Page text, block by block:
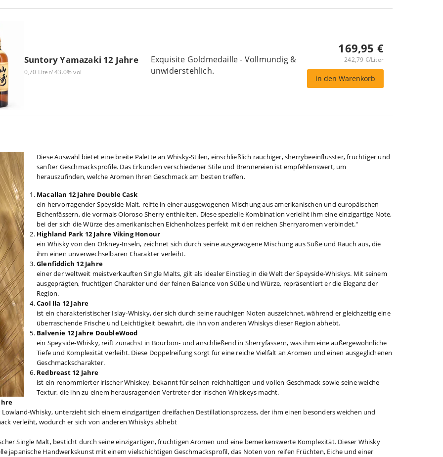
Suntory Yamazaki 12 Jahre
0,70 Liter/ 43.0% vol
Exquisite Goldmedaille - Vollmundig &
unwiderstehlich.
169,95 €
242,79 €/Liter
in den Warenkorb
Diese Auswahl bietet eine breite Palette an Whisky-Stilen, einschließlich rauchiger, sherrybeeinflusster, fruchtiger und
sanfter Geschmacksprofile. Das Erkunden verschiedener Stile und Brennereien ist empfehlenswert, um
herauszufinden, welche Aromen Ihren Geschmack am besten treffen.
Macallan 12 Jahre Double Cask
ein hervorragender Speyside Malt, reifte in einer ausgewogenen Mischung aus amerikanischen und europäischen
Eichenfässern, die vormals Oloroso Sherry enthielten. Diese spezielle Kombination verleiht ihm eine einzigartige Note,
bei der sich die Würze des amerikanischen Eichenholzes perfekt mit den reichen Sherryaromen verbindet."
Highland Park 12 Jahre Viking Honour
ein Whisky von den Orkney-Inseln, zeichnet sich durch seine ausgewogene Mischung aus Süße und Rauch aus, die
ihm einen unverwechselbaren Charakter verleiht.
Glenfiddich 12 Jahre
einer der weltweit meistverkauften Single Malts, gilt als idealer Einstieg in die Welt der Speyside-Whiskys. Mit seinem
ausgeprägten, fruchtigen Charakter und der feinen Balance von Süße und Würze, repräsentiert er die Eleganz der
Region.
Caol Ila 12 Jahre
ist ein charakteristischer Islay-Whisky, der sich durch seine rauchigen Noten auszeichnet, während er gleichzeitig eine
überraschende Frische und Leichtigkeit bewahrt, die ihn von anderen Whiskys dieser Region abhebt.
Balvenie 12 Jahre DoubleWood
ein Speyside-Whisky, reift zunächst in Bourbon- und anschließend in Sherryfässern, was ihm eine außergewöhnliche
Tiefe und Komplexität verleiht. Diese Doppelreifung sorgt für eine reiche Vielfalt an Aromen und einen ausgeglichenen
Geschmackscharakter.
Redbreast 12 Jahre
ist ein renommierter irischer Whiskey, bekannt für seinen reichhaltigen und vollen Geschmack sowie seine weiche
Textur, die ihn zu einem herausragenden Vertreter der irischen Whiskeys macht.
Whisky, unterzieht sich einem einzigartigen dreifachen Destillationsprozess, der ihm einen besonders weichen und
verleiht, wodurch er sich von anderen Whiskys abhebt
Single Malt, besticht durch seine einzigartigen, fruchtigen Aromen und eine bemerkenswerte Komplexität. Dieser Whisky
japanische Handwerkskunst mit einem vielschichtigen Geschmacksprofil, das Noten von reifen Früchten, Eiche und einer